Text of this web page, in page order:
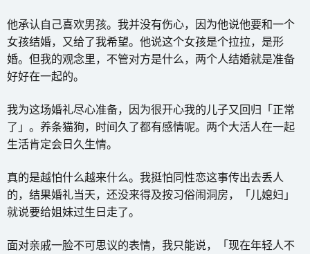
他承认自己喜欢男孩。我并没有伤心，因为他说他要和一个
女孩结婚，又给了我希望。他说这个女孩是个拉拉，是形
婚。但我的观念里，不管对方是什么，两个人结婚就是准备
好好在一起的。
我为这场婚礼尽心准备，因为很开心我的儿子又回归「正常
了」。养条猫狗，时间久了都有感情呢。两个大活人在一起
生活肯定会日久生情。
真的是越怕什么越来什么。我挺怕同性恋这事传出去丢人
的，结果婚礼当天，还没来得及按习俗闹洞房，「儿媳妇」
就说要给姐妹过生日走了。
面对亲戚一脸不可思议的表情，我只能说，「现在年轻人不